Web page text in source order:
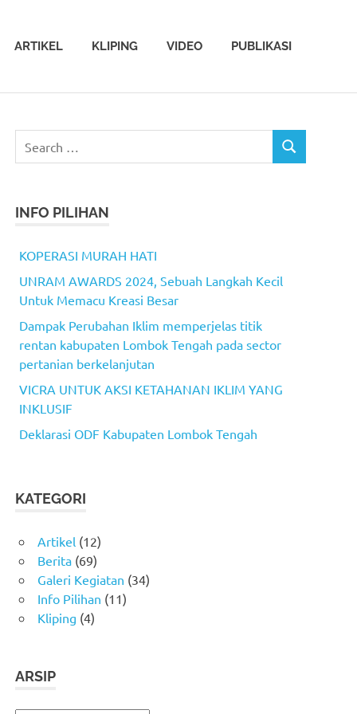
ARTIKEL KLIPING VIDEO PUBLIKASI
for:
SEARCH
INFO PILIHAN
KOPERASI MURAH HATI
UNRAM AWARDS 2024, Sebuah Langkah Kecil
Untuk Memacu Kreasi Besar
Dampak Perubahan Iklim memperjelas titik
rentan kabupaten Lombok Tengah pada sector
pertanian berkelanjutan
VICRA UNTUK AKSI KETAHANAN IKLIM YANG
INKLUSIF
Deklarasi ODF Kabupaten Lombok Tengah
KATEGORI
Artikel (12)
Berita (69)
Galeri Kegiatan (34)
Info Pilihan (11)
Kliping (4)
ARSIP